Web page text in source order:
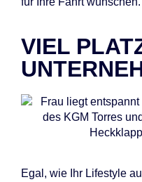
VIEL
Egal, wie Ihr Life­style